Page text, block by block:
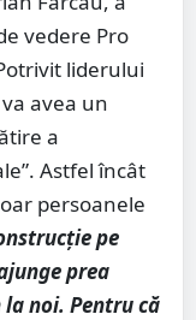
vedere Pro
liderului
avea un
a
Astfel încât
persoanele
pe
prea
noi. Pentru că